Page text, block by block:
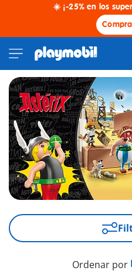
☀️ ¡-25% en los
Ordenar por